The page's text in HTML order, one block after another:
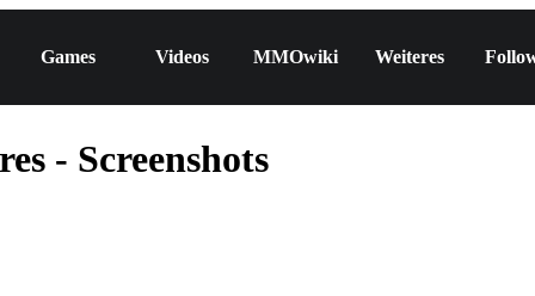
Games Videos MMOwiki Weiteres
- Screenshots